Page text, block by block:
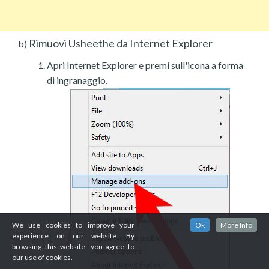
b) Rimuovi Usheethe da Internet Explorer
Apri Internet Explorer e premi sull'icona a forma
di ingranaggio.
We use cookies to improve your
experience on our website. By
browsing this website, you agree to
our use of cookies.
Ok More Info